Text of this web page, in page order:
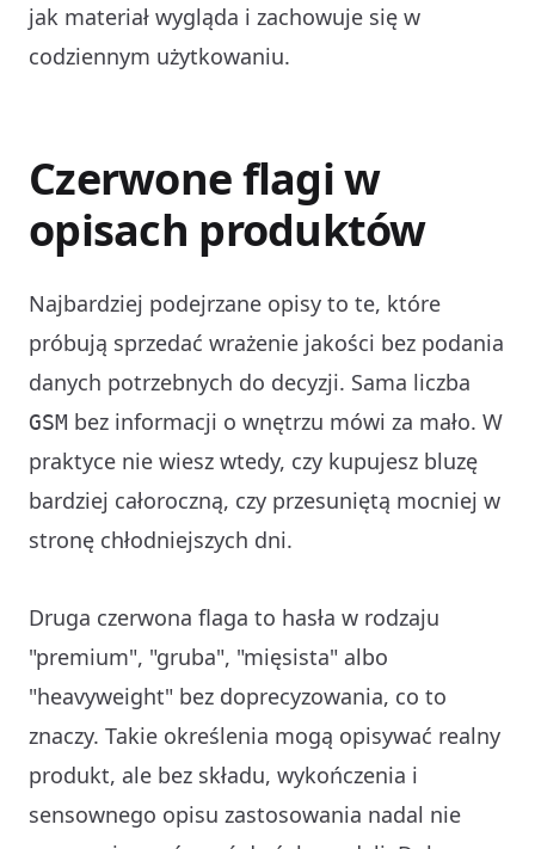
jak materiał wygląda i zachowuje się w
codziennym użytkowaniu.
Czerwone flagi w
opisach produktów
Najbardziej podejrzane opisy to te, które
próbują sprzedać wrażenie jakości bez podania
danych potrzebnych do decyzji. Sama liczba
GSM bez informacji o wnętrzu mówi za mało. W
praktyce nie wiesz wtedy, czy kupujesz bluzę
bardziej całoroczną, czy przesuniętą mocniej w
stronę chłodniejszych dni.
Druga czerwona flaga to hasła w rodzaju
"premium", "gruba", "mięsista" albo
"heavyweight" bez doprecyzowania, co to
znaczy. Takie określenia mogą opisywać realny
produkt, ale bez składu, wykończenia i
sensownego opisu zastosowania nadal nie